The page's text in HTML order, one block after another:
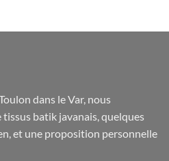
dans le Var, nous
batik javanais, quelques
et une proposition personnelle